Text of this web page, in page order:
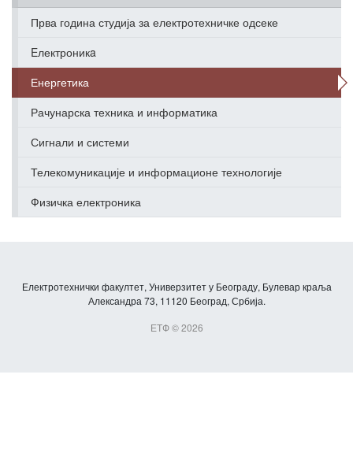
Прва година студија за електротехничке одсеке
Eлектроникa
Енергетика
Рачунарска техника и информатика
Сигнали и системи
Телекомуникације и информационе технологије
Физичка електроника
Електротехнички факултет, Универзитет у Београду, Булевар краља
Александра 73, 11120 Београд, Србија.
ЕТФ © 2026